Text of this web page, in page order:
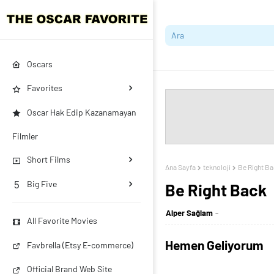
Oscars
Favorites
Oscar Hak Edip Kazanamayan
Filmler
Short Films
Big Five
All Favorite Movies
Favbrella (Etsy E-commerce)
Official Brand Web Site
Ana Sayfa teknoloji Be Right
Be Right Back
Alper Sağlam
Hemen Geliyorum